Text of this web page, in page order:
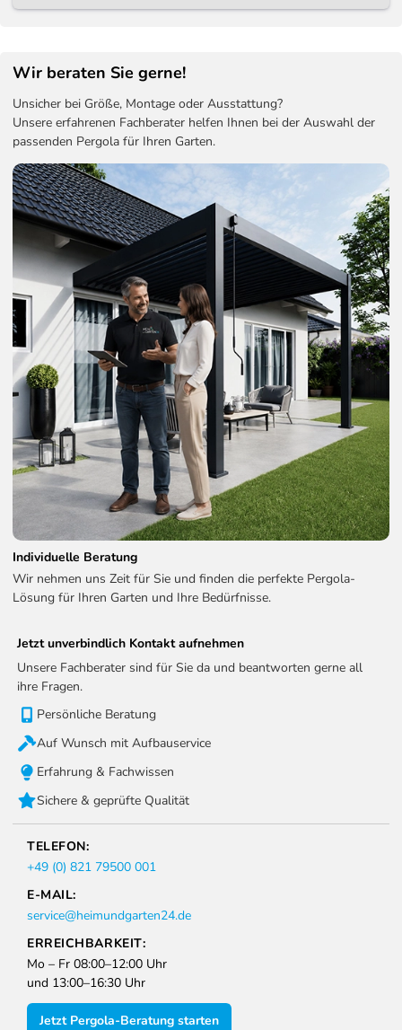
Wir beraten Sie gerne!
Unsicher bei Größe, Montage oder Ausstattung?
Unsere erfahrenen Fachberater helfen Ihnen bei der Auswahl der
passenden Pergola für Ihren Garten.
Individuelle Beratung
Wir nehmen uns Zeit für Sie und finden die perfekte Pergola-
Lösung für Ihren Garten und Ihre Bedürfnisse.
Jetzt unverbindlich Kontakt aufnehmen
Unsere Fachberater sind für Sie da und beantworten gerne all
ihre Fragen.
Persönliche Beratung
Auf Wunsch mit Aufbauservice
Erfahrung & Fachwissen
Sichere & geprüfte Qualität
TELEFON:
+49 (0) 821 79500 001
E-MAIL:
service@heimundgarten24.de
ERREICHBARKEIT:
Mo – Fr 08:00–12:00 Uhr
und 13:00–16:30 Uhr
Jetzt Pergola-Beratung starten